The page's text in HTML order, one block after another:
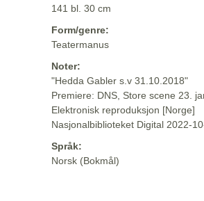
141 bl. 30 cm
Form/genre:
Teatermanus
Noter:
"Hedda Gabler s.v 31.10.2018"
Premiere: DNS, Store scene 23.
Elektronisk reproduksjon [Norge]
Nasjonalbiblioteket Digital 2022-
Språk:
Norsk (Bokmål)